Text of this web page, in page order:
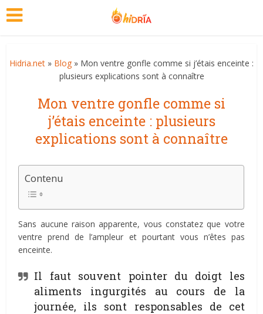
Hidria.net » Blog » Mon ventre gonfle comme si j’étais enceinte :
plusieurs explications sont à connaître
Mon ventre gonfle comme si
j’étais enceinte : plusieurs
explications sont à connaître
Contenu
Sans aucune raison apparente, vous constatez que votre
ventre prend de l’ampleur et pourtant vous n’êtes pas
enceinte.
Il faut souvent pointer du doigt les
aliments ingurgités au cours de la
journée, ils sont responsables de cet